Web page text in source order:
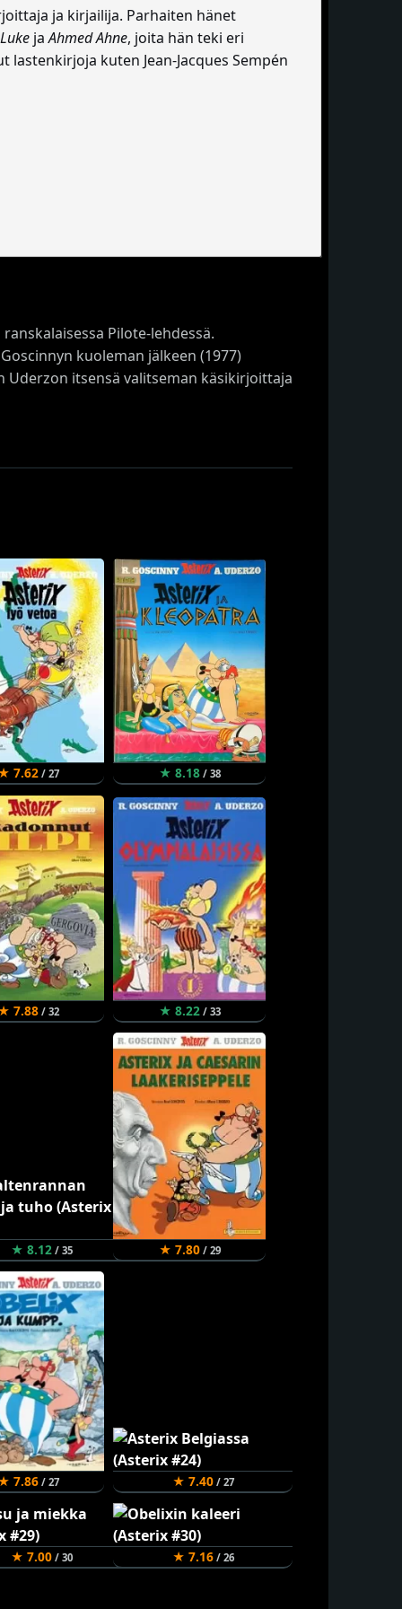
ja kirjailija. Parhaiten hänet
jaAhmed Ahne, joita hän teki eri
kuten Jean-Jacques Sempén
Pilote-lehdessä.
kuoleman jälkeen (1977)
Uderzon itsensä valitseman käsikirjoittaja
7.62/ 27 ★ 8.18/ 38
7.88/ 32 ★ 8.22/ 33
★ 8.12/ 35 ★ 7.80/ 29
7.86/ 27 ★ 7.40/ 27
★ 7.00/ 30 ★ 7.16/ 26